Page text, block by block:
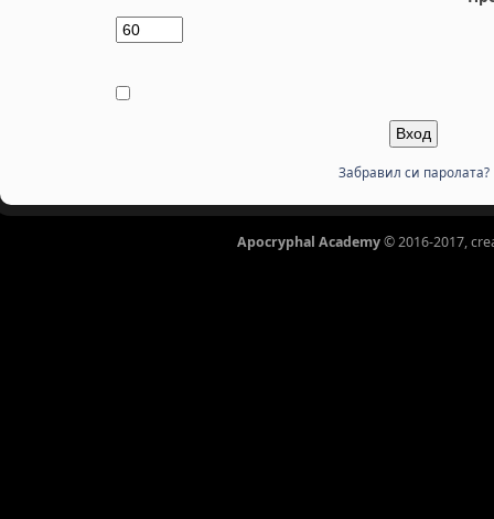
Забравил си паролата?
Apocryphal Academy© 2016-2017,